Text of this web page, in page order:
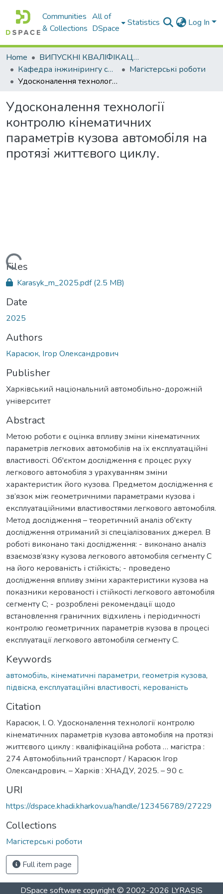
Communities
& Collections
All of
DSpace
Statistics Log In
Home
ВИПУСКНІ КВАЛІФІКАЦІЙНІ РОБОТИ
Кафедра інжинірингу систем автомобільного транспорту
Магістерські роботи
Удосконалення технології контролю кінематичних параметрів кузова автомобіля на протязі життєвого циклу.
Удосконалення технології
контролю кінематичних
параметрів кузова автомобіля на
протязі життєвого циклу.
Loading...
Files
Karasyk_m_2025.pdf(2.5 MB)
Date
2025
Authors
Карасюк, Ігор Олександрович
Publisher
Харківський національний автомобільно-дорожній
університет
Abstract
Метою роботи є оцінка впливу зміни кінематичних
параметрів легкових автомобілів на їх експлуатаційні
властивості. Об'єктом дослідження є процес руху
легкового автомобіля з урахуванням зміни
характеристик його кузова. Предметом дослідження є
зв’язок між геометричними параметрами кузова і
експлуатаційними властивостями легкового автомобіля.
Метод дослідження – теоретичний аналіз об'єкту
дослідження отриманий зі спеціалізованих джерел. В
роботі виконано такі дослідження: - виконано аналіз
взаємозв’язку кузова легкового автомобіля сегменту С
на його керованість і стійкість; - проведено
дослідження впливу зміни характеристики кузова на
показники керованості і стійкості легкового автомобіля
сегменту С; - розроблені рекомендації щодо
встановлення граничних відхилень і періодичності
контролю геометричних параметрів кузова в процесі
експлуатації легкового автомобіля сегменту С.
Keywords
автомобіль, кінематичні параметри, геометрія кузова,
підвіска, експлуатаційні властивості, керованість
Citation
Карасюк, І. О. Удосконалення технології контролю
кінематичних параметрів кузова автомобіля на протязі
життєвого циклу : кваліфікаційна робота … магістра :
274 Автомобільний транспорт / Карасюк Ігор
Олександрович. – Харків : ХНАДУ, 2025. – 90 с.
URI
https://dspace.khadi.kharkov.ua/handle/123456789/27229
Collections
Магістерські роботи
Full item page
DSpace software copyright © 2002-2026 LYRASIS